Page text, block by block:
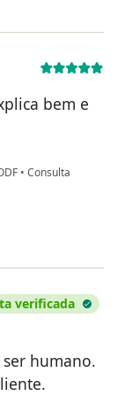
bem e
• Consulta
verificada
humano.